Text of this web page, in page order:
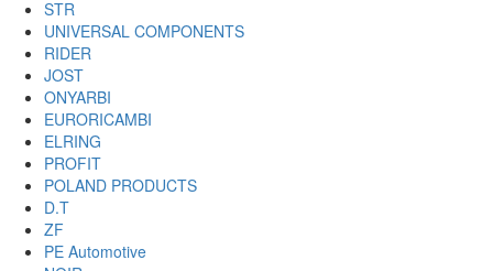
STR
UNIVERSAL COMPONENTS
RIDER
JOST
ONYARBI
EURORICAMBI
ELRING
PROFIT
POLAND PRODUCTS
D.T
ZF
PE Automotive